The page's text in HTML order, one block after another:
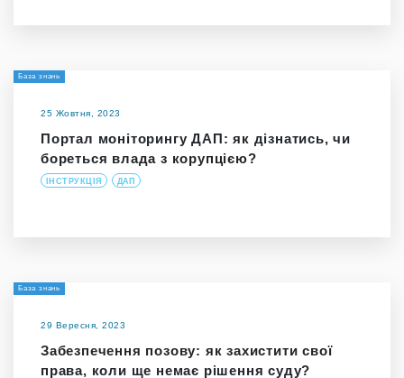
База знань
25 Жовтня, 2023
Портал моніторингу ДАП: як дізнатись, чи
бореться влада з корупцією?
ІНСТРУКЦІЯ ДАП
База знань
29 Вересня, 2023
Забезпечення позову: як захистити свої
права, коли ще немає рішення суду?